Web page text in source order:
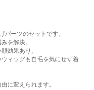
パーツのセットです。
を解決。
効果あり。
ィッグも自毛を気にせず着
に変えられます。